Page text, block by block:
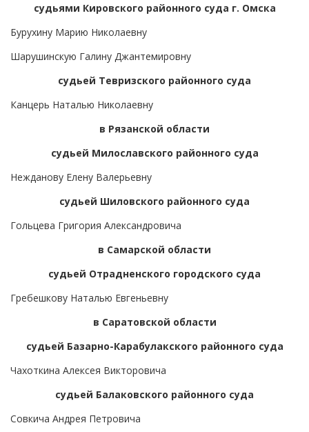
судьями Кировского районного суда г. Омска
Бурухину Марию Николаевну
Шарушинскую Галину Джантемировну
судьей Тевризского районного суда
Канцерь Наталью Николаевну
в Рязанской области
судьей Милославского районного суда
Нежданову Елену Валерьевну
судьей Шиловского районного суда
Гольцева Григория Александровича
в Самарской области
судьей Отрадненского городского суда
Гребешкову Наталью Евгеньевну
в Саратовской области
судьей Базарно-Карабулакского районного суда
Чахоткина Алексея Викторовича
судьей Балаковского районного суда
Совкича Андрея Петровича